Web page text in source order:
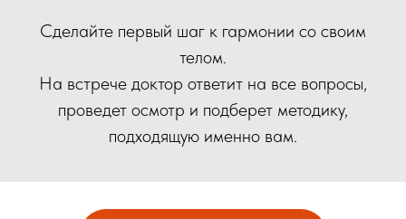
Сделайте первый шаг к гармонии со своим
телом.
На встрече доктор ответит на все вопросы,
проведет осмотр и подберет методику,
подходящую именно вам.